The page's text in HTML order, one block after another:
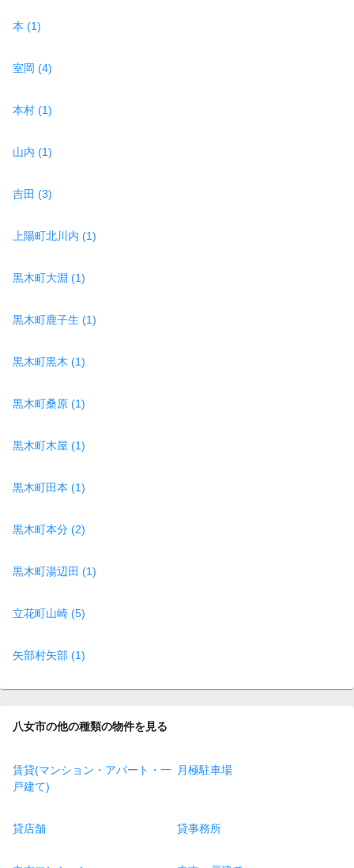
本 (1)
室岡 (4)
本村 (1)
山内 (1)
吉田 (3)
上陽町北川内 (1)
黒木町大淵 (1)
黒木町鹿子生 (1)
黒木町黒木 (1)
黒木町桑原 (1)
黒木町木屋 (1)
黒木町田本 (1)
黒木町本分 (2)
黒木町湯辺田 (1)
立花町山崎 (5)
矢部村矢部 (1)
八女市の他の種類の物件を見る
賃貸(マンション・アパート・一
戸建て)
月極駐車場
貸店舗 貸事務所